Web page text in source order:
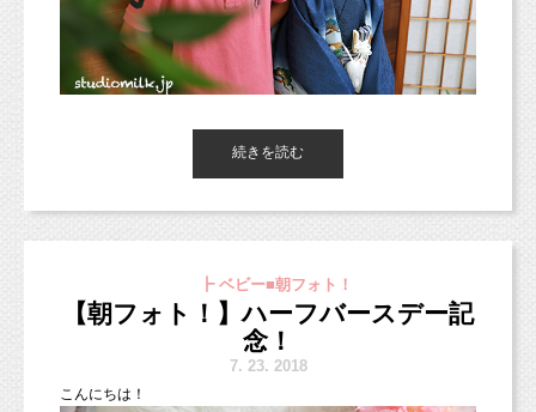
猫ちゃんに無理のない程度に一緒に撮影できればなと思います！
それぞれの最初のシーン、少しだけ猫ちゃんには頑張ってもらい
ました。
その待ち時間は猫ちゃんはソフォの後ろに隠れたりしていまし
猫ちゃんに限らず、ワンちゃんだったり、うさぎちゃんだった
（※衣装のみのレンタルも可能ですが、お着付けヘアメイ
ク等はお客様自身での手配をお願いいたしております。）
もちろん、お写真のように、お洋服で撮影してもOKです！
東京都杉並区のフォトスタジオ「スタジオミルク」の小池加奈で
す！
スタジオミルクでは10月までに七五三の撮影をされると
早割が適用になります（＾＾）
続きを読む
┣ ベビー■朝フォト！
【朝フォト！】ハーフバースデー記
念！
7. 23. 2018
こんにちは！